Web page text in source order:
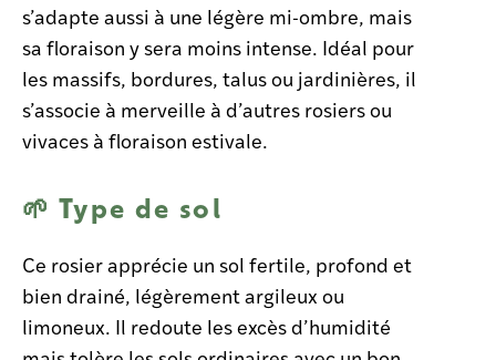
s’adapte aussi à une légère mi-ombre, mais
sa floraison y sera moins intense. Idéal pour
les massifs, bordures, talus ou jardinières, il
s’associe à merveille à d’autres rosiers ou
vivaces à floraison estivale.
🌱 Type de sol
Ce rosier apprécie un sol fertile, profond et
bien drainé, légèrement argileux ou
limoneux. Il redoute les excès d’humidité